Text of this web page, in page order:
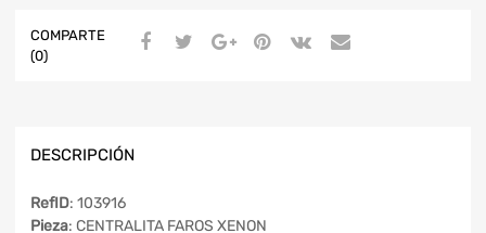
COMPARTE
(0)
DESCRIPCIÓN
RefID: 103916
Pieza: CENTRALITA FAROS XENON